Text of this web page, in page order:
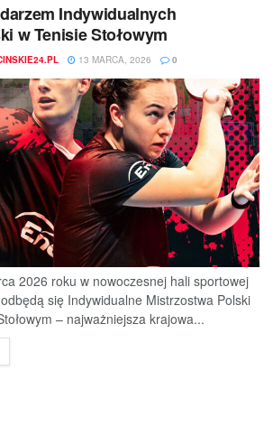
Indywidualnych
w Tenisie Stołowym
13 MARCA, 2026 0
2026 roku w nowoczesnej hali sportowej
się Indywidualne Mistrzostwa Polski
– najważniejsza krajowa...